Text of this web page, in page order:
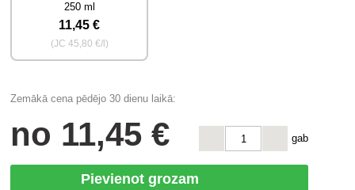
250 ml
11,45 €
(JC 45,80 €/l)
Zemākā cena pēdējo 30 dienu laikā:
no 11,45 € gab
Pievienot grozam